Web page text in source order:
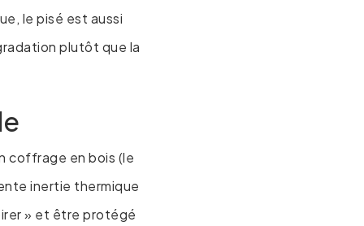
le pisé est aussi
plutôt que la
coffrage en bois (le
inertie thermique
» et être protégé